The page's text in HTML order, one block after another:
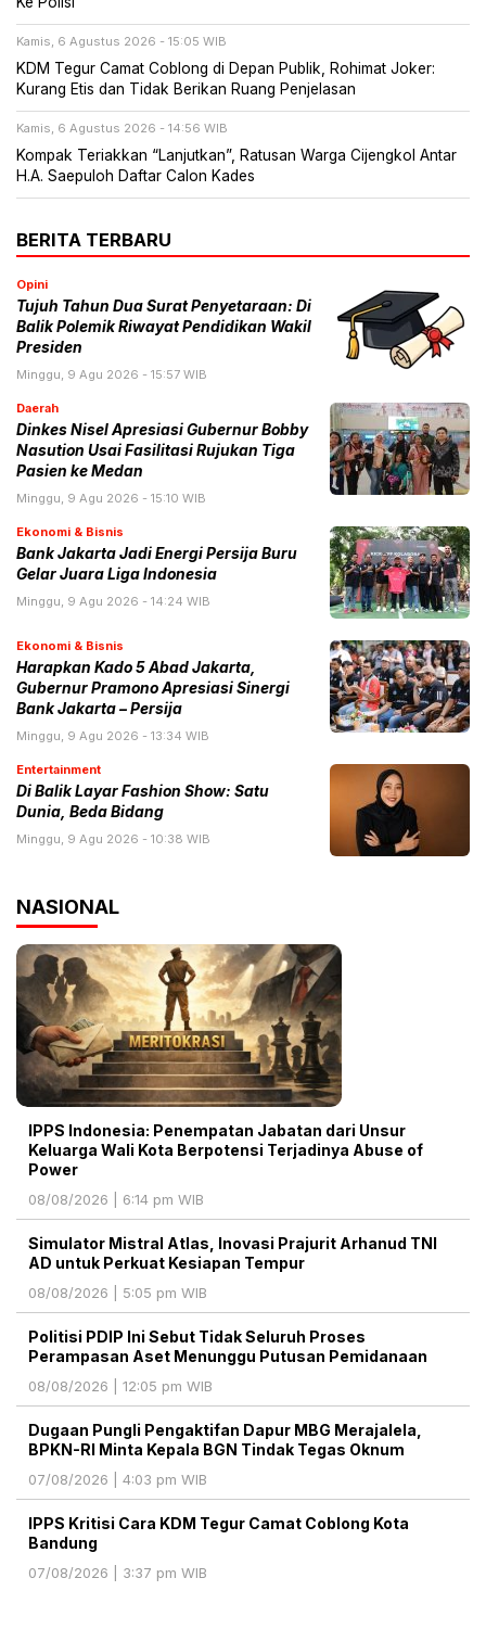
Kamis, 6 Agustus 2026 - 15:05 WIB
KDM Tegur Camat Coblong di Depan Publik, Rohimat Joker:
Kurang Etis dan Tidak Berikan Ruang Penjelasan
Kamis, 6 Agustus 2026 - 14:56 WIB
Kompak Teriakkan “Lanjutkan”, Ratusan Warga Cijengkol Antar
H.A. Saepuloh Daftar Calon Kades
BERITA TERBARU
Opini
Tujuh Tahun Dua Surat Penyetaraan: Di
Balik Polemik Riwayat Pendidikan Wakil
Presiden
Minggu, 9 Agu 2026 - 15:57 WIB
Daerah
Dinkes Nisel Apresiasi Gubernur Bobby
Nasution Usai Fasilitasi Rujukan Tiga
Pasien ke Medan
Minggu, 9 Agu 2026 - 15:10 WIB
Ekonomi & Bisnis
Bank Jakarta Jadi Energi Persija Buru
Gelar Juara Liga Indonesia
Minggu, 9 Agu 2026 - 14:24 WIB
Ekonomi & Bisnis
Harapkan Kado 5 Abad Jakarta,
Gubernur Pramono Apresiasi Sinergi
Bank Jakarta – Persija
Minggu, 9 Agu 2026 - 13:34 WIB
Entertainment
Di Balik Layar Fashion Show: Satu
Dunia, Beda Bidang
Minggu, 9 Agu 2026 - 10:38 WIB
NASIONAL
IPPS Indonesia: Penempatan Jabatan dari Unsur
Keluarga Wali Kota Berpotensi Terjadinya Abuse of
Power
08/08/2026 | 6:14 pm WIB
Simulator Mistral Atlas, Inovasi Prajurit Arhanud TNI
AD untuk Perkuat Kesiapan Tempur
08/08/2026 | 5:05 pm WIB
Politisi PDIP Ini Sebut Tidak Seluruh Proses
Perampasan Aset Menunggu Putusan Pemidanaan
08/08/2026 | 12:05 pm WIB
Dugaan Pungli Pengaktifan Dapur MBG Merajalela,
BPKN-RI Minta Kepala BGN Tindak Tegas Oknum
07/08/2026 | 4:03 pm WIB
IPPS Kritisi Cara KDM Tegur Camat Coblong Kota
Bandung
07/08/2026 | 3:37 pm WIB